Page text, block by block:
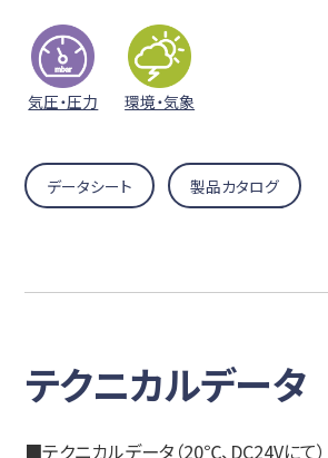
気圧・圧力 環境・気象
データシート 製品カタログ
テクニカルデータ
■テクニカルデータ（20℃、DC24Vにて）